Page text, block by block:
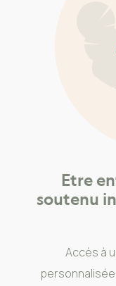
Etre
soutenu
Accès à